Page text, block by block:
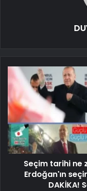
Seçim tarihi ne
Erdoğan'ın
DAKİKA!